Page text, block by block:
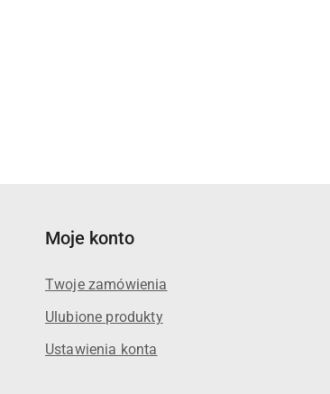
Moje konto
Twoje zamówienia
Ulubione produkty
Ustawienia konta